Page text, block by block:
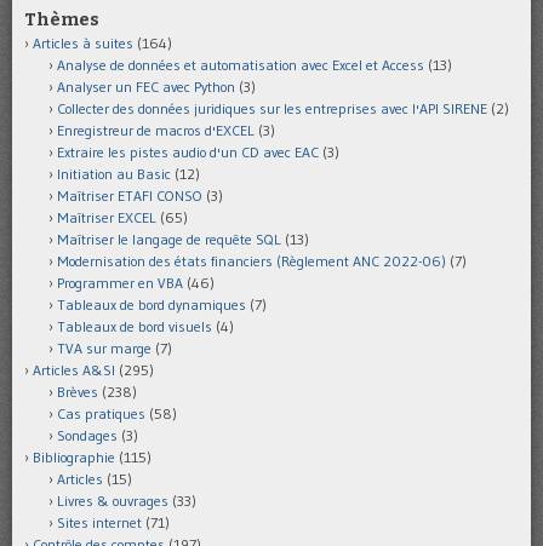
Thèmes
Articles à suites (164)
Analyse de données et automatisation avec Excel et Access (13)
Analyser un FEC avec Python (3)
Collecter des données juridiques sur les entreprises avec l'API SIRENE (2)
Enregistreur de macros d'EXCEL (3)
Extraire les pistes audio d'un CD avec EAC (3)
Initiation au Basic (12)
Maîtriser ETAFI CONSO (3)
Maîtriser EXCEL (65)
Maîtriser le langage de requête SQL (13)
Modernisation des états financiers (Règlement ANC 2022-06) (7)
Programmer en VBA (46)
Tableaux de bord dynamiques (7)
Tableaux de bord visuels (4)
TVA sur marge (7)
Articles A&SI (295)
Brèves (238)
Cas pratiques (58)
Sondages (3)
Bibliographie (115)
Articles (15)
Livres & ouvrages (33)
Sites internet (71)